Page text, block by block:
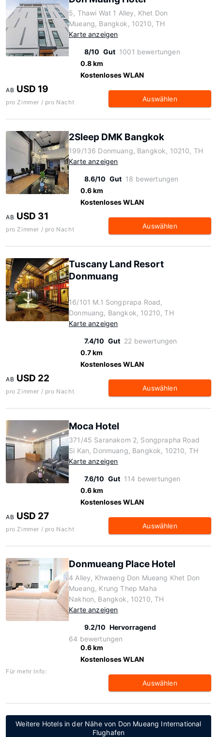
5, Thawi Wat 1 Alley, Khet Don
Mueang, Bangkok, 10210, TH
Karte anzeigen
8/10 Gut 1001 bewertungen
0.8 km
Kostenloses WLAN
AB USD 19
pro Zimmer / pro Nacht Auswählen
2Sleep DMK Bangkok
199/136 Donmuang, Bangkok, 10210, TH
Karte anzeigen
8.6/10 Gut 18 bewertungen
0.6 km
Kostenloses WLAN
AB USD 31
pro Zimmer / pro Nacht Auswählen
Tuscany Land Resort
Donmuang
16/101 M.1 Songprapa Road,
Donmuang, Bangkok, 10210, TH
Karte anzeigen
7.4/10 Gut 22 bewertungen
0.7 km
Kostenloses WLAN
AB USD 22
pro Zimmer / pro Nacht Auswählen
Moca Hotel
371/45 Saranakom 2, Songprapha Road
Si Kan, Donmuang, Bangkok, 10210, TH
Karte anzeigen
7.6/10 Gut 114 bewertungen
0.6 km
Kostenloses WLAN
AB USD 27
pro Zimmer / pro Nacht Auswählen
Donmueang Place Hotel
4 Alley, Khwaeng Don Mueang Khet Don
Mueang, Krung Thep Maha
Nakhon, Bangkok, 10210, TH
Karte anzeigen
9.2/10 Hervorragend
64 bewertungen
0.6 km
Kostenloses WLAN
Für mehr Info:
Auswählen
Weitere Hotels in der Nähe von Don Mueang International
Flughafen